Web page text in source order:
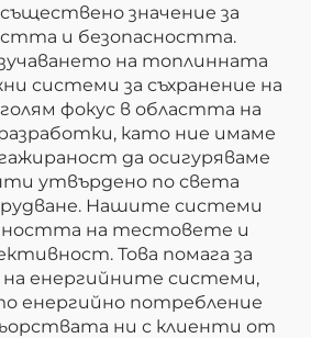
значение за
и безопасността.
на топлинната
системи за съхранение на
фокус в областта на
като ние имаме
да осигуряваме
утвърдено по света
Нашите системи
на тестовете и
Това помага за
енергийните системи,
енергийно потребление
ни с клиенти от